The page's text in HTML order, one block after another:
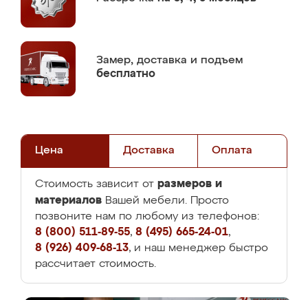
Замер, доставка и подъем
бесплатно
Цена Доставка Оплата
Стоимость зависит от размеров и
материалов Вашей мебели. Просто
позвоните нам по любому из телефонов:
8 (800) 511-89-55, 8 (495) 665-24-01,
8 (926) 409-68-13, и наш менеджер быстро
рассчитает стоимость.